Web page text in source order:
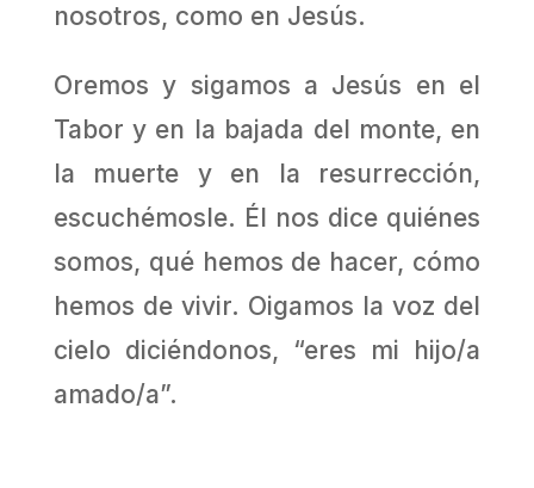
nosotros, como en Jesús.
Oremos y sigamos a Jesús en el
Tabor y en la bajada del monte, en
la muerte y en la resurrección,
escuchémosle. Él nos dice quiénes
somos, qué hemos de hacer, cómo
hemos de vivir. Oigamos la voz del
cielo diciéndonos, “eres mi hijo/a
amado/a”.